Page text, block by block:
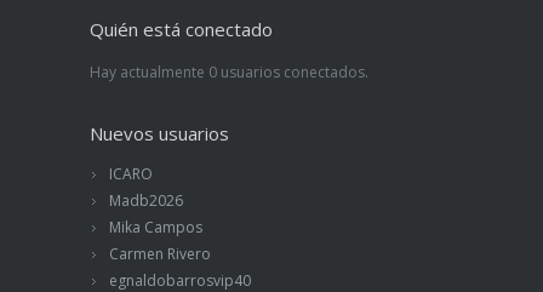
Quién está conectado
Hay actualmente 0 usuarios conectados.
Nuevos usuarios
ICARO
Madb2026
Mika Campos
Carmen Rivero
egnaldobarrosvip40